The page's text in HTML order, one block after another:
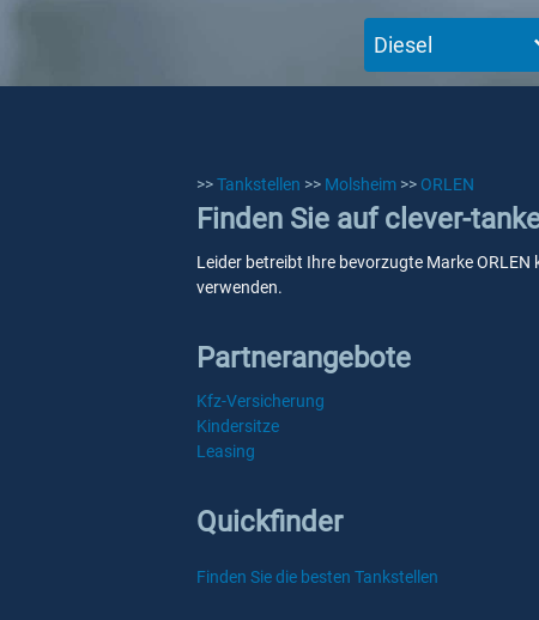
Diesel
>>Tankstellen >> Molsheim >> ORLEN
Finden Sie auf clever-
Leider betreibt Ihre bevorzugte Marke ORLEN
verwenden.
Partnerangebote
Kfz-Versicherung
Kindersitze
Leasing
Quickfinder
Finden Sie die besten Tankstellen